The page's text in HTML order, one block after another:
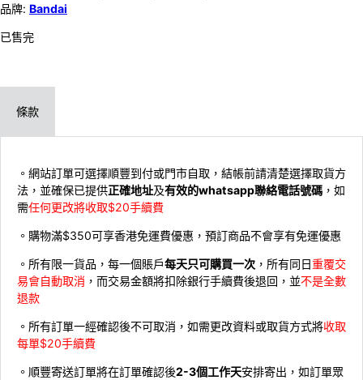
品牌: Bandai
已售完
條款
。網站訂單可選擇順豐到付或門市自取，結帳前請清楚選擇取貨方
法，並確保已提供正確地址及有效的whatsapp聯絡電話號碼 ，如
需任何更改將收取$20手續費
。購物滿$350可享香港免運費優惠，預訂商品不會享有免運優惠
。所有限一貨品，每一個賬戶每天只可購買一次 ，所有同日重覆交
易會自動取消 ，而交易金額將扣除銀行手續費後退回，並不是全數
退款
。所有訂單一經確認後不可取消，如需更改資料或取貨方式將收取
每單$20手續費
。順豐寄送訂單將在訂單確認後2-3個工作天安排寄出，如訂單眾